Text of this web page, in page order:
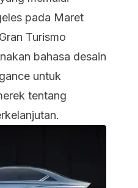
pada Maret
Turismo
bahasa desain
untuk
tentang